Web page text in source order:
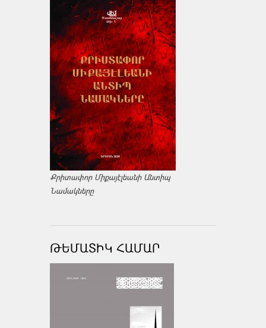
Քրիտափոր Միքայէլեանի Անտիպ
Նամակները
ԹԵՄԱՏԻԿ ՀԱՄԱՐ